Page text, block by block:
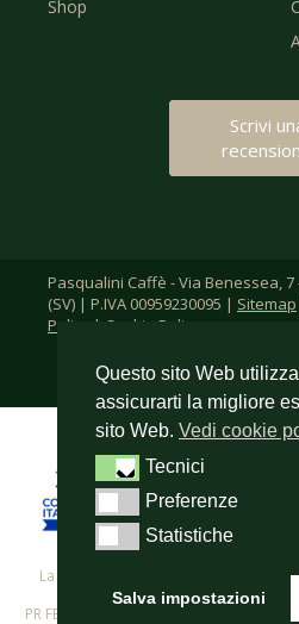
Shop
Scrivi
Pasqualini Caffè - Via Benessea, 7
(SV) | P.IVA 00959230095 | Sitemap
Policy
| Cookie Policy
La F.lli Pasqualini s.r.l. per i propri
beneficiato del
PR FESR 2021-2027 - Azione 1.2.3. –
Questo sito Web
assicurarti la migliore
sito Web. Vedi cookie
TecniciTecnici
PreferenzePreferenze
StatisticheStatistiche
Salva impostazioni